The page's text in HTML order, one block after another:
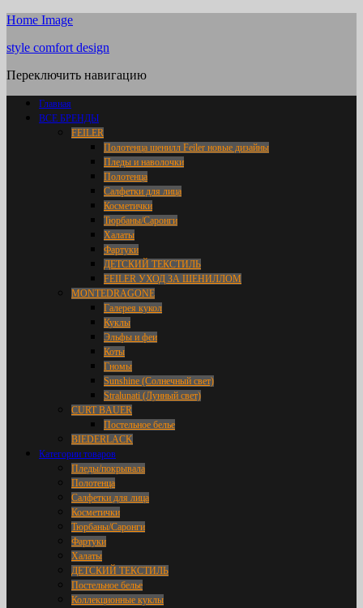
Home Image
style comfort design
Переключить навигацию
Главная
ВСЕ БРЕНДЫ
FEILER
Полотенца шенилл Feiler новые дизайны
Пледы и наволочки
Полотенца
Салфетки для лица
Косметички
Тюрбаны/Саронги
Халаты
Фартуки
ДЕТСКИЙ ТЕКСТИЛЬ
FEILER УХОД ЗА ШЕНИЛЛОМ
MONTEDRAGONE
Галерея кукол
Куклы
Эльфы и феи
Коты
Гномы
Sunshine (Солнечный свет)
Stralunati (Лунный свет)
CURT BAUER
Постельное белье
BIEDERLACK
Категории товаров
Пледы/покрывала
Полотенца
Салфетки для лица
Косметички
Тюрбаны/Саронги
Фартуки
Халаты
ДЕТСКИЙ ТЕКСТИЛЬ
Постельное белье
Коллекционные куклы